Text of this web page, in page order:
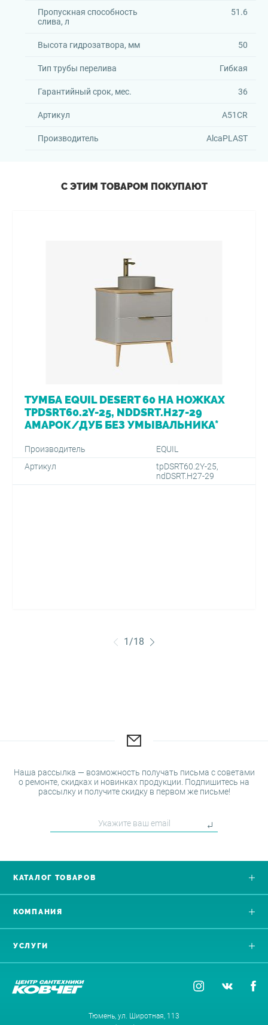
Пропускная способность
слива, л
51.6
Высота гидрозатвора, мм 50
Тип трубы перелива Гибкая
Гарантийный срок, мес. 36
Артикул A51CR
Производитель AlcaPLAST
С ЭТИМ ТОВАРОМ ПОКУПАЮТ
ТУМБА EQUIL DESERT 60 НА НОЖКАХ
TPDSRT60.2Y-25, NDDSRT.H27-29
АМАРОК/ДУБ БЕЗ УМЫВАЛЬНИКА*
Производитель
EQUIL
Артикул
tpDSRT60.2Y-25,
ndDSRT.H27-29
1/18
Наша рассылка — возможность получать письма с советами
о ремонте, скидках и новинках продукции. Подпишитесь на
рассылку и получите скидку в первом же письме!
Тюмень, ул. Широтная, 113
КАТАЛОГ ТОВАРОВ
УСЛУГИ
КОМПАНИЯ